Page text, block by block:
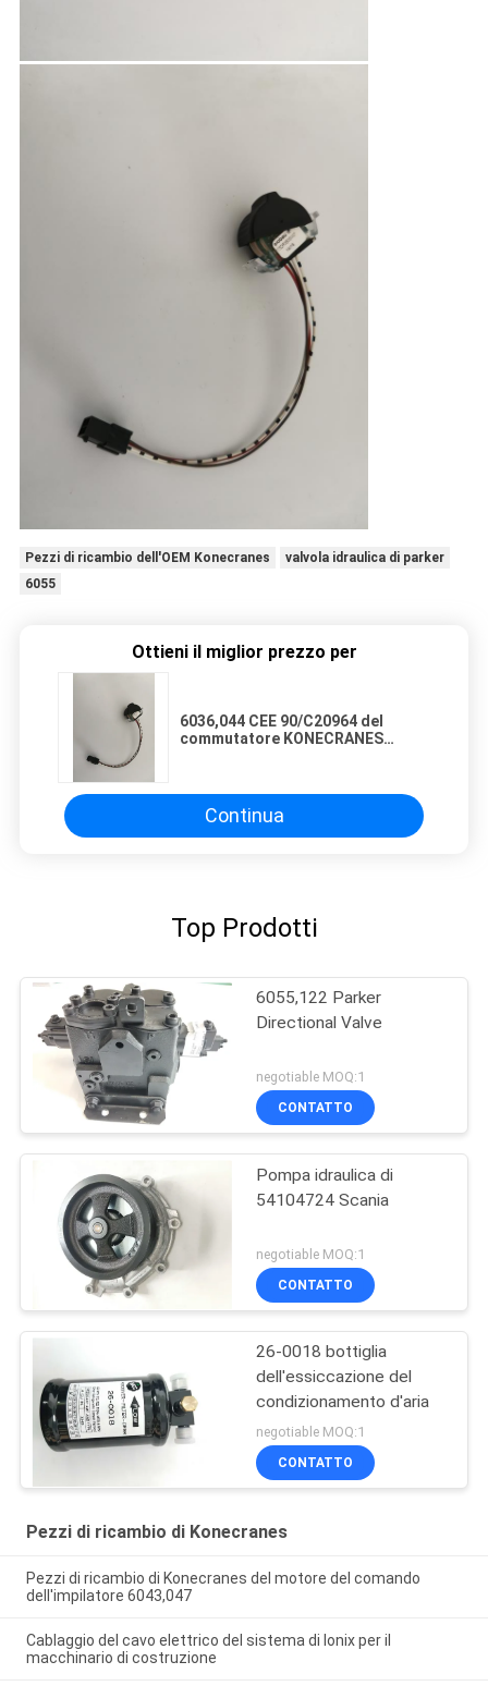
Pezzi di ricambio dell'OEM Konecranes
valvola idraulica di parker
6055
Ottieni il miglior prezzo per
6036,044 CEE 90/C20964 del
commutatore KONECRANES
Continua
Top Prodotti
6055,122 Parker
Directional Valve
negotiable MOQ:1
CONTATTO
Pompa idraulica di
54104724 Scania
negotiable MOQ:1
CONTATTO
26-0018 bottiglia
dell'essiccazione del
condizionamento d'aria
negotiable MOQ:1
CONTATTO
Pezzi di ricambio di Konecranes
Pezzi di ricambio di Konecranes del motore del comando
dell'impilatore 6043,047
Cablaggio del cavo elettrico del sistema di Ionix per il
macchinario di costruzione